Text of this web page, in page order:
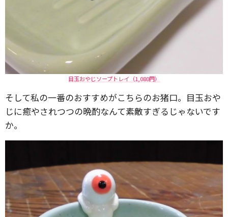
目玉おやじソープトレイ（1,080円）
そして私の一番のおすすめがこちらのお猪口。目玉おや
じに癒やされつつの晩酌なんて素敵すぎるじゃないです
か。